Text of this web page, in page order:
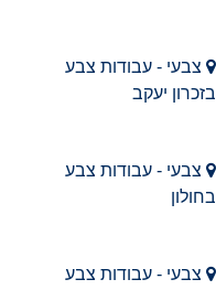
צבעי - עבודות צבע
בזכרון יעקב
צבעי - עבודות צבע
בחולון
צבעי - עבודות צבע